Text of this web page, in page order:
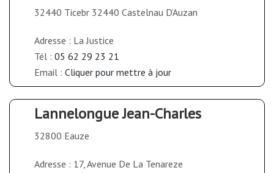
32440 Ticebr 32440 Castelnau D’Auzan
Adresse : La Justice
Tél : 05 62 29 23 21
Email : Cliquer pour mettre à jour
Lannelongue Jean-Charles
32800 Eauze
Adresse : 17, Avenue De La Tenareze